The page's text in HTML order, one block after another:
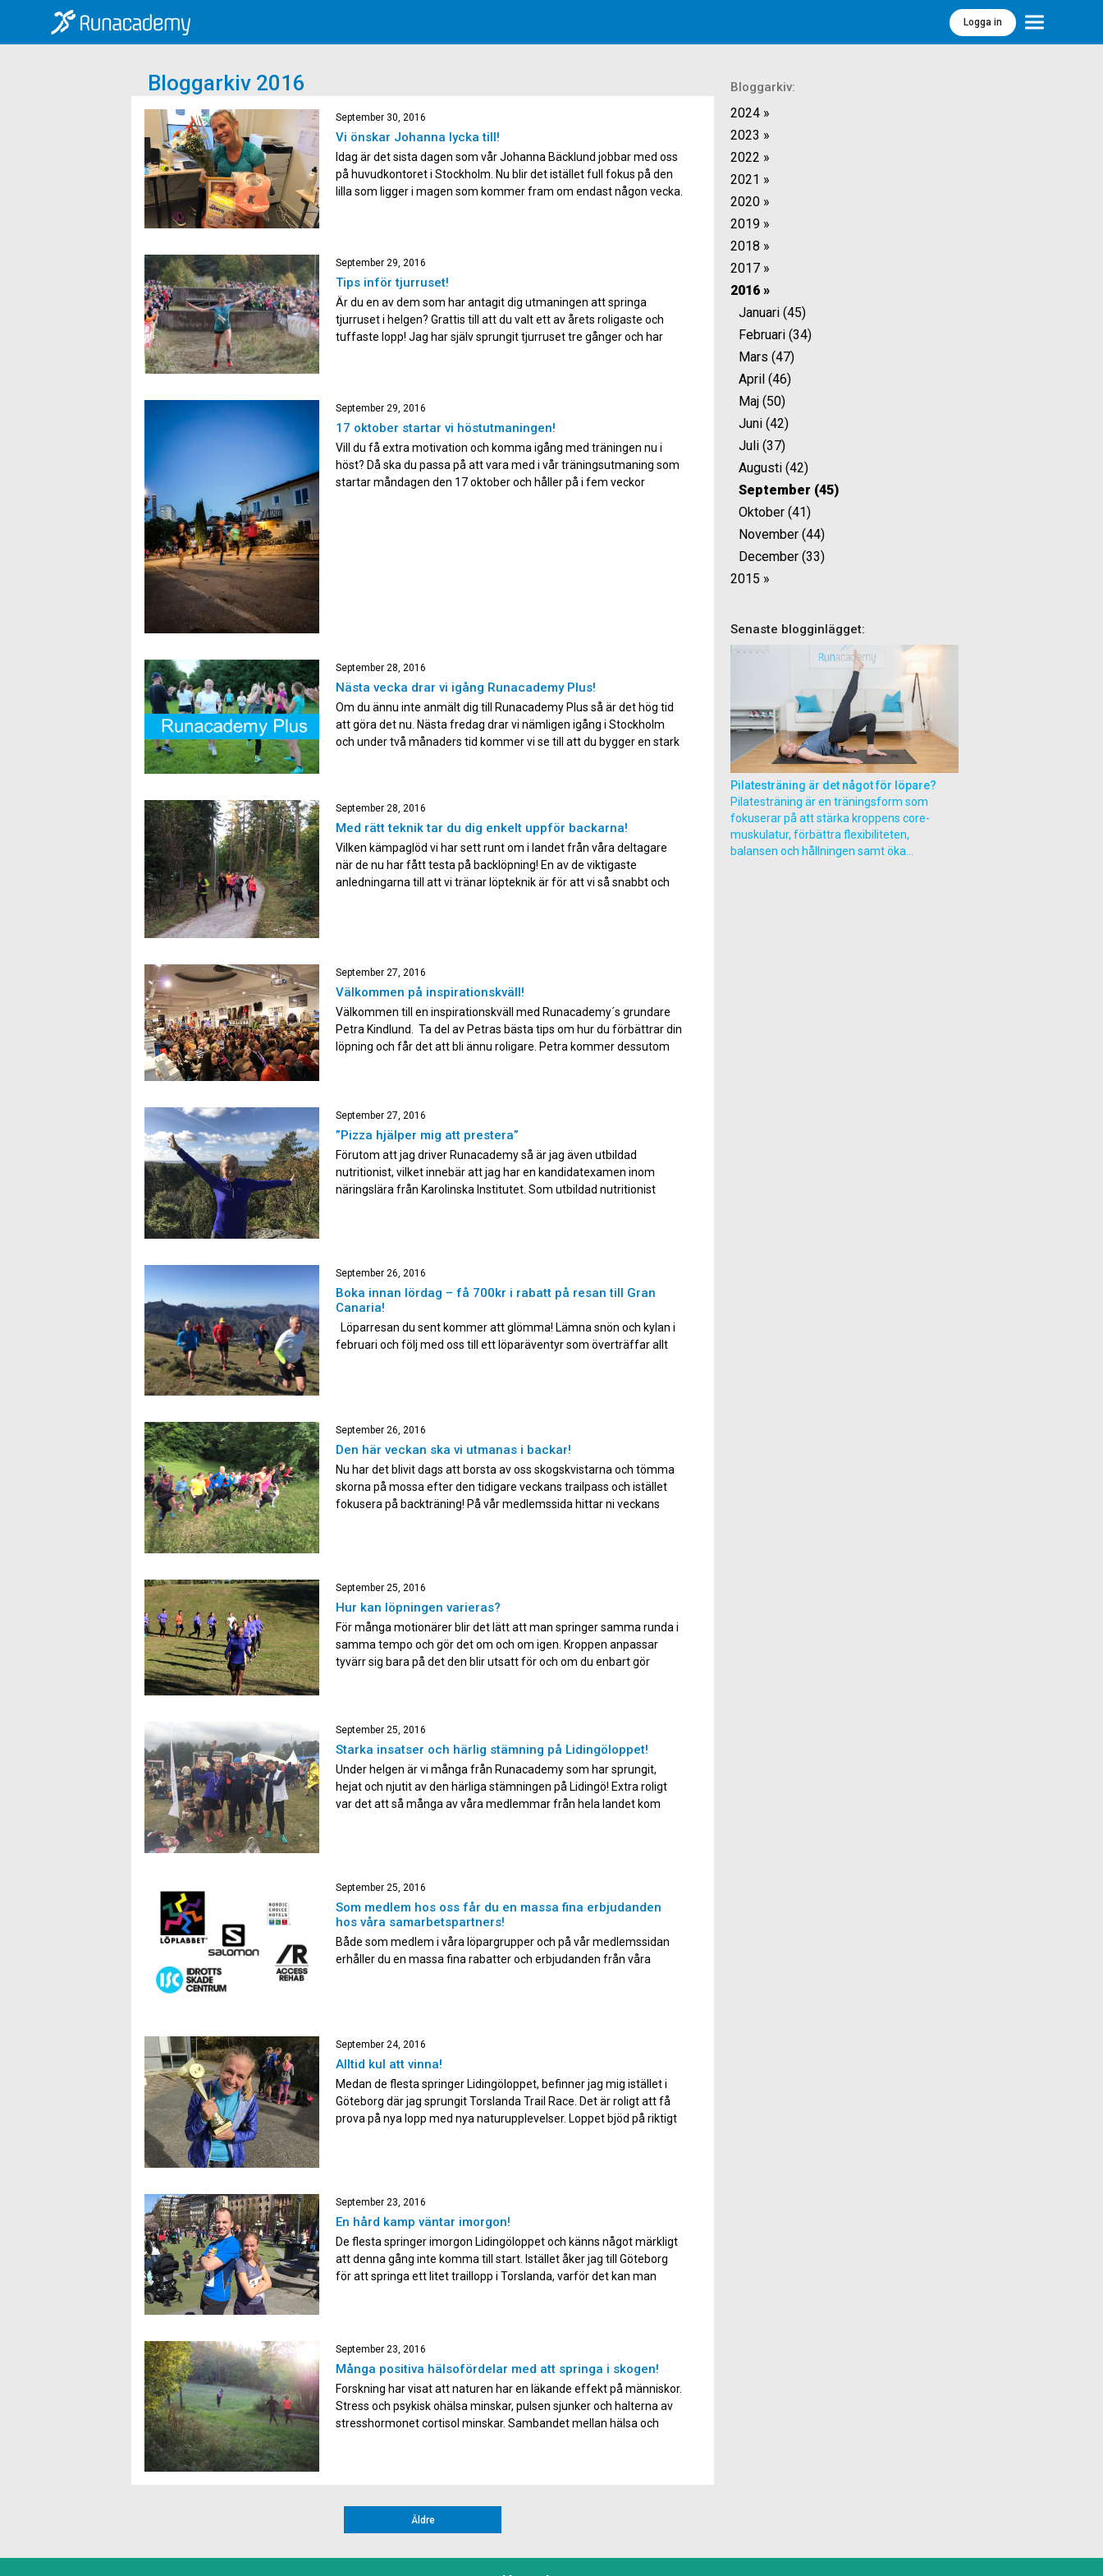
Logga in Meny
Bloggarkiv 2016
September 30, 2016
Vi önskar Johanna lycka till!
Idag är det sista dagen som vår Johanna Bäcklund jobbar med oss
på huvudkontoret i Stockholm. Nu blir det istället full fokus på den
lilla som ligger i magen som kommer fram om endast någon vecka.
September 29, 2016
Tips inför tjurruset!
Är du en av dem som har antagit dig utmaningen att springa
tjurruset i helgen? Grattis till att du valt ett av årets roligaste och
tuffaste lopp! Jag har själv sprungit tjurruset tre gånger och har
September 29, 2016
17 oktober startar vi höstutmaningen!
Vill du få extra motivation och komma igång med träningen nu i
höst? Då ska du passa på att vara med i vår träningsutmaning som
startar måndagen den 17 oktober och håller på i fem veckor
September 28, 2016
Nästa vecka drar vi igång Runacademy Plus!
Om du ännu inte anmält dig till Runacademy Plus så är det hög tid
att göra det nu. Nästa fredag drar vi nämligen igång i Stockholm
och under två månaders tid kommer vi se till att du bygger en stark
September 28, 2016
Med rätt teknik tar du dig enkelt uppför backarna!
Vilken kämpaglöd vi har sett runt om i landet från våra deltagare
när de nu har fått testa på backlöpning! En av de viktigaste
anledningarna till att vi tränar löpteknik är för att vi så snabbt och
September 27, 2016
Välkommen på inspirationskväll!
Välkommen till en inspirationskväll med Runacademy´s grundare
Petra Kindlund. Ta del av Petras bästa tips om hur du förbättrar din
löpning och får det att bli ännu roligare. Petra kommer dessutom
September 27, 2016
”Pizza hjälper mig att prestera”
Förutom att jag driver Runacademy så är jag även utbildad
nutritionist, vilket innebär att jag har en kandidatexamen inom
näringslära från Karolinska Institutet. Som utbildad nutritionist
September 26, 2016
Boka innan lördag – få 700kr i rabatt på resan till Gran
Canaria!
Löparresan du sent kommer att glömma! Lämna snön och kylan i
februari och följ med oss till ett löparäventyr som överträffar allt
September 26, 2016
Den här veckan ska vi utmanas i backar!
Nu har det blivit dags att borsta av oss skogskvistarna och tömma
skorna på mossa efter den tidigare veckans trailpass och istället
fokusera på backträning! På vår medlemssida hittar ni veckans
September 25, 2016
Hur kan löpningen varieras?
För många motionärer blir det lätt att man springer samma runda i
samma tempo och gör det om och om igen. Kroppen anpassar
tyvärr sig bara på det den blir utsatt för och om du enbart gör
September 25, 2016
Starka insatser och härlig stämning på Lidingöloppet!
Under helgen är vi många från Runacademy som har sprungit,
hejat och njutit av den härliga stämningen på Lidingö! Extra roligt
var det att så många av våra medlemmar från hela landet kom
September 25, 2016
Som medlem hos oss får du en massa fina erbjudanden
hos våra samarbetspartners!
Både som medlem i våra löpargrupper och på vår medlemssidan
erhåller du en massa fina rabatter och erbjudanden från våra
September 24, 2016
Alltid kul att vinna!
Medan de flesta springer Lidingöloppet, befinner jag mig istället i
Göteborg där jag sprungit Torslanda Trail Race. Det är roligt att få
prova på nya lopp med nya naturupplevelser. Loppet bjöd på riktigt
September 23, 2016
En hård kamp väntar imorgon!
De flesta springer imorgon Lidingöloppet och känns något märkligt
att denna gång inte komma till start. Istället åker jag till Göteborg
för att springa ett litet traillopp i Torslanda, varför det kan man
September 23, 2016
Många positiva hälsofördelar med att springa i skogen!
Forskning har visat att naturen har en läkande effekt på människor.
Stress och psykisk ohälsa minskar, pulsen sjunker och halterna av
stresshormonet cortisol minskar. Sambandet mellan hälsa och
Äldre
Bloggarkiv:
2024 »
2023 »
2022 »
2021 »
2020 »
2019 »
2018 »
2017 »
2016 »
Januari (45)
Februari (34)
Mars (47)
April (46)
Maj (50)
Juni (42)
Juli (37)
Augusti (42)
September (45)
Oktober (41)
November (44)
December (33)
2015 »
Senaste blogginlägget:
Pilatesträning är det något för löpare?
Pilatesträning är en träningsform som
fokuserar på att stärka kroppens core-
muskulatur, förbättra flexibiliteten,
balansen och hållningen samt öka...